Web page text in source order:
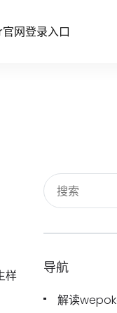
网登录入口
样
导航
解读